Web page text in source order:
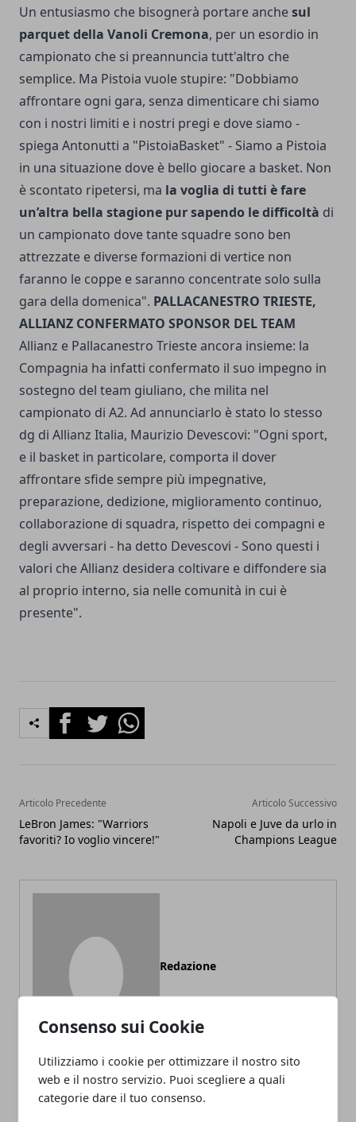
Consenso sui Cookie
Utilizziamo i cookie per ottimizzare il nostro sito
web e il nostro servizio. Puoi scegliere a quali
categorie dare il tuo consenso.
Un entusiasmo che bisognerà portare anchesul
parquet della Vanoli Cremona, per un esordio in
campionato che si preannuncia tutt'altro che
semplice. Ma Pistoia vuole stupire: "Dobbiamo
affrontare ogni gara, senza dimenticare chi siamo
con i nostri limiti e i nostri pregi e dove siamo -
spiega Antonutti a "PistoiaBasket" - Siamo a Pistoia
in una situazione dove è bello giocare a basket. Non
è scontato ripetersi, ma la voglia di tutti è fare
un’altra bella stagione pur sapendo le difficoltà di
un campionato dove tante squadre sono ben
attrezzate e diverse formazioni di vertice non
faranno le coppe e saranno concentrate solo sulla
gara della domenica". PALLACANESTRO TRIESTE,
ALLIANZ CONFERMATO SPONSOR DEL TEAM
Allianz e Pallacanestro Trieste ancora insieme: la
Compagnia ha infatti confermato il suo impegno in
sostegno del team giuliano, che milita nel
campionato di A2. Ad annunciarlo è stato lo stesso
dg di Allianz Italia, Maurizio Devescovi: "Ogni sport,
e il basket in particolare, comporta il dover
affrontare sfide sempre più impegnative,
preparazione, dedizione, miglioramento continuo,
collaborazione di squadra, rispetto dei compagni e
degli avversari - ha detto Devescovi - Sono questi i
valori che Allianz desidera coltivare e diffondere sia
al proprio interno, sia nelle comunità in cui è
presente".
FacebookTwitterWhatsapp
Articolo Precedente
LeBron James: "Warriors
favoriti? Io voglio vincere!"
Articolo Successivo
Napoli e Juve da urlo in
Champions League
Redazione